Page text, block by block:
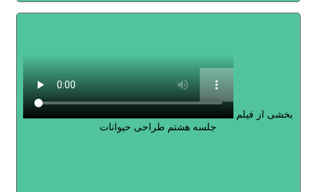
بخشی از فیلم
جلسه هشتم طراحی حیوانات